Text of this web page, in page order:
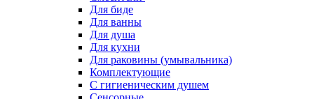
Для биде
Для ванны
Для душа
Для кухни
Для раковины (умывальника)
Комплектующие
С гигиеническим душем